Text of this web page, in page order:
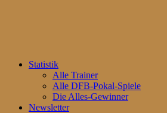
Statistik
Alle Trainer
Alle DFB-Pokal-Spiele
Die Alles-Gewinner
Newsletter